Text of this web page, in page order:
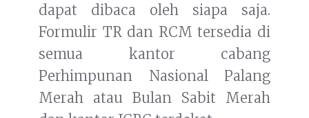
dapat dibaca oleh siapa saja.
Formulir TR dan RCM tersedia di
semua kantor cabang
Perhimpunan Nasional Palang
Merah atau Bulan Sabit Merah